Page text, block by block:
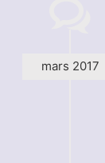
mars 2017